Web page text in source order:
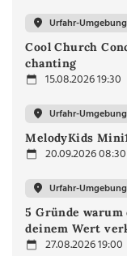
Urfahr-Umgebung
Cool Church
chanting
15.08.2026 19:30
Urfahr-Umgebung
MelodyKids
20.09.2026 08:30
Urfahr-Umgebung
5 Gründe
deinem Wert
27.08.2026 19:00